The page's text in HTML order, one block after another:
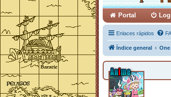
Portal
Enlaces rápidos
Índice general One